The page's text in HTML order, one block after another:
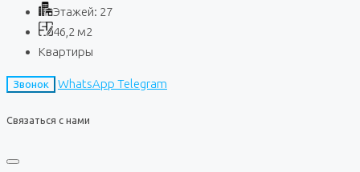
Этажей: 27
46,2 м2
Квартиры
Звонок WhatsApp Telegram
Связаться с нами